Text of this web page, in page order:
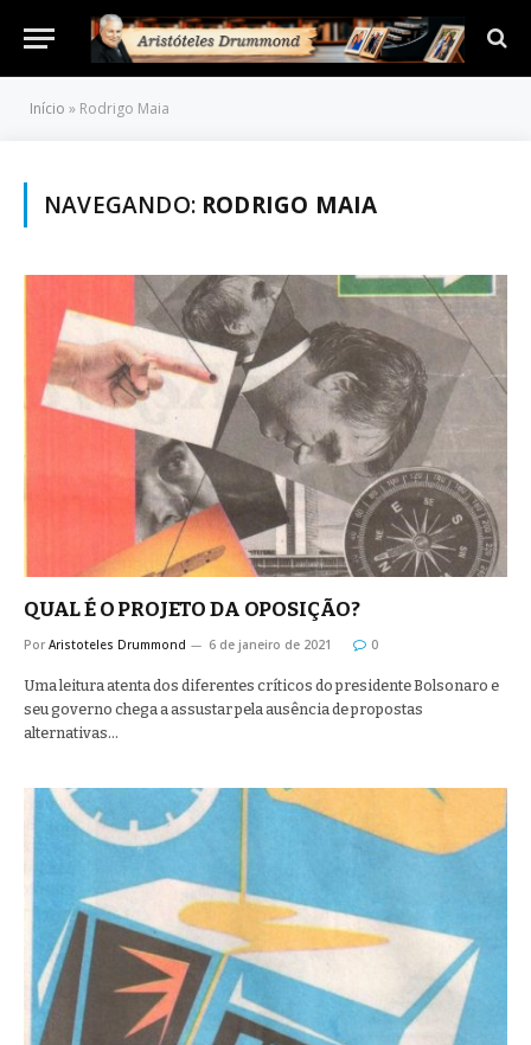
Início » Rodrigo Maia
NAVEGANDO: RODRIGO MAIA
QUAL É O PROJETO DA OPOSIÇÃO?
Por Aristoteles Drummond 6 de janeiro de 2021 0
Uma leitura atenta dos diferentes críticos do presidente Bolsonaro e
seu governo chega a assustar pela ausência de propostas
alternativas…